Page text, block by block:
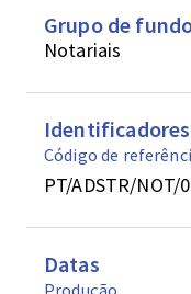
Grupo de
Notariais
Identificadores
Código de
PT/ADSTR/NOT/
Datas
Produção